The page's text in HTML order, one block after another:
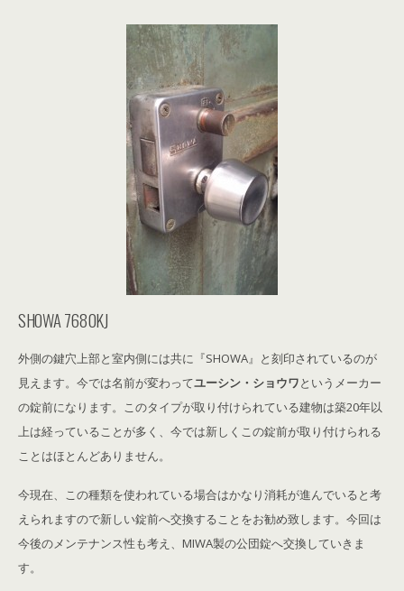
SHOWA 7680KJ
外側の鍵穴上部と室内側には共に『SHOWA』と刻印されているのが
見えます。今では名前が変わってユーシン・ショウワというメーカー
の錠前になります。このタイプが取り付けられている建物は築20年以
上は経っていることが多く、今では新しくこの錠前が取り付けられる
ことはほとんどありません。
今現在、この種類を使われている場合はかなり消耗が進んでいると考
えられますので新しい錠前へ交換することをお勧め致します。今回は
今後のメンテナンス性も考え、MIWA製の公団錠へ交換していきま
す。